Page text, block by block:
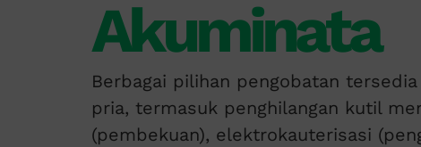
Akuminata
Berbagai pilihan pengobatan
pria, termasuk penghilangan kutil
(pembekuan), elektrokauterisasi